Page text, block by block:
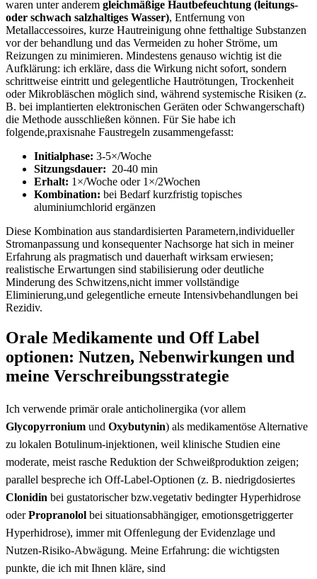
waren ⁢unter anderem gleichmäßige Hautbefeuchtung (leitungs-
oder schwach salzhaltiges Wasser), Entfernung von
Metallaccessoires, kurze Hautreinigung ⁤ohne fetthaltige Substanzen​
vor der behandlung und das Vermeiden zu hoher Ströme, um
Reizungen zu⁤ minimieren. Mindestens genauso wichtig ist die
Aufklärung: ich erkläre, dass die ⁢Wirkung nicht sofort, sondern
schrittweise eintritt und gelegentliche Hautrötungen, Trockenheit
oder Mikrobläschen möglich sind, während systemische Risiken (z.
B. bei implantierten elektronischen Geräten oder Schwangerschaft)
die Methode ausschließen können. Für Sie habe ich
folgende,praxisnahe Faustregeln zusammengefasst:
Initialphase: 3-5×/Woche
Sitzungsdauer: ⁤ 20-40 min
Erhalt: 1×/Woche oder 1×/2Wochen
Kombination: bei Bedarf kurzfristig topisches
aluminiumchlorid ergänzen
Diese Kombination aus standardisierten Parametern,individueller
Stromanpassung und konsequenter ​Nachsorge hat sich in meiner
Erfahrung ​als pragmatisch und dauerhaft wirksam erwiesen;
realistische Erwartungen sind stabilisierung oder deutliche
Minderung des Schwitzens,nicht immer vollständige
Eliminierung,und gelegentliche erneute Intensivbehandlungen bei
Rezidiv.
Orale Medikamente und ⁣Off Label
optionen: Nutzen, ⁢Nebenwirkungen und
meine Verschreibungsstrategie
Ich verwende primär orale anticholinergika (vor allem
Glycopyrronium ⁣und Oxybutynin) als medikamentöse Alternative
zu lokalen Botulinum‑injektionen, weil klinische Studien eine
moderate, meist rasche Reduktion ‍der Schweißproduktion zeigen;
parallel bespreche ⁢ich Off‑Label‑Optionen (z. B. niedrigdosiertes
Clonidin bei gustatorischer bzw.vegetativ bedingter Hyperhidrose
oderPropranolol bei ‍situationsabhängiger, emotionsgetriggerter
Hyperhidrose), immer mit Offenlegung der Evidenzlage und
Nutzen‑Risiko‑Abwägung. Meine Erfahrung: ‍die wichtigsten
punkte, die ich mit Ihnen kläre, sind